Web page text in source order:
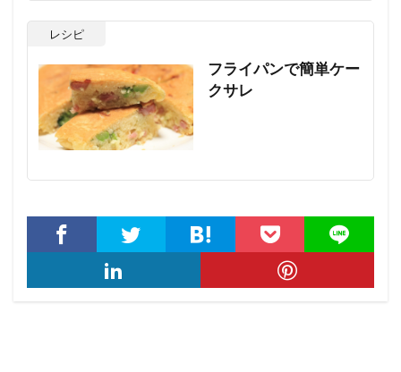
レシピ
フライパンで簡単ケー
クサレ